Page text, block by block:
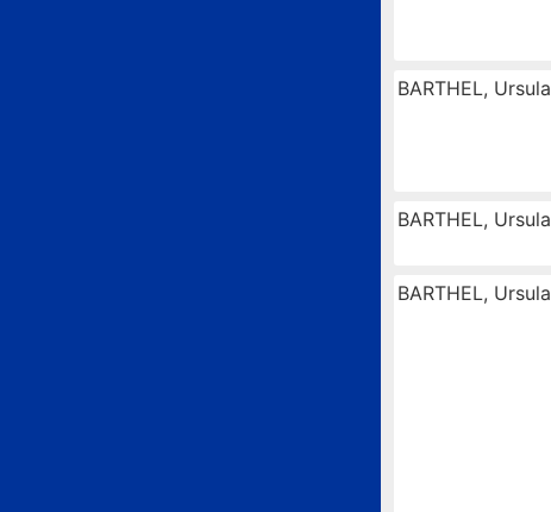
BARTHEL, Ursula
BARTHEL, Ursula
BARTHEL, Ursula